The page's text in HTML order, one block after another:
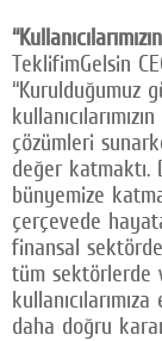
TeklifimGelsin
“Kurulduğumuz
çözümleri
değer katmaktı.
bünyemize
çerçevede
finansal
tüm sektörlerde
daha doğru